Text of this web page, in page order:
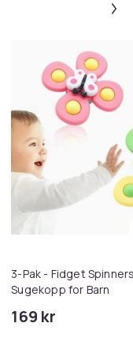
til HDMI-omformer
3-Pak - Fidget
Sugekopp for Barn
169 kr